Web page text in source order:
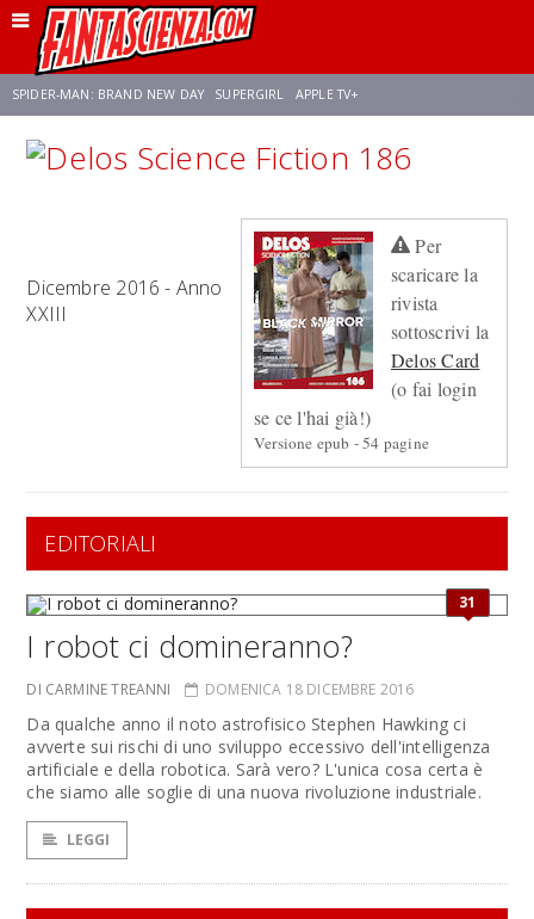
SPIDER-MAN: BRAND NEW DAY SUPERGIRL APPLE TV+
FRANCO RICCIARDIELLO ZENDAYA STAR TREK AVENGERS: DOOMSDAY
STAR TREK: STRANGE NEW WORLDS
Per
scaricare la
rivista
sottoscrivi la
Delos Card
(o fai login
se ce l'hai già!)
Versione epub - 54 pagine
Dicembre 2016 - Anno
XXIII
EDITORIALI
31
I robot ci domineranno?
DI CARMINE TREANNI DOMENICA 18 DICEMBRE 2016
Da qualche anno il noto astrofisico Stephen Hawking ci
avverte sui rischi di uno sviluppo eccessivo dell'intelligenza
artificiale e della robotica. Sarà vero? L'unica cosa certa è
che siamo alle soglie di una nuova rivoluzione industriale.
LEGGI